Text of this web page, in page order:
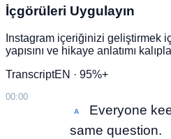
İçgörüleri Uygulayın
Instagram içeriğinizi geliştirmek
yapısını ve hikaye anlatımı
TranscriptEN · 95%+
00:00
A
Everyone
same question.